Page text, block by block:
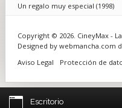
Un regalo muy especial (1998)
Copyright © 2026. CineyMax -
Designed by webmancha.com
Aviso Legal
Protección de
Escritorio